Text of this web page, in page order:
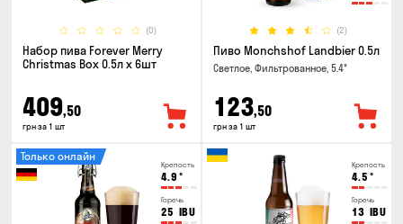
(0)
Набор пива Forever Merry
Christmas Box 0.5л x 6шт
409,50
грн за 1 шт
(2)
Пиво Monchshof Landbier 0.5л
Светлое, Фильтрованное, 5.4°
123,50
грн за 1 шт
Крепость
4.9 °
Горечь
25 IBU
Только онлайн
Крепость
4.5 °
Горечь
13 IBU